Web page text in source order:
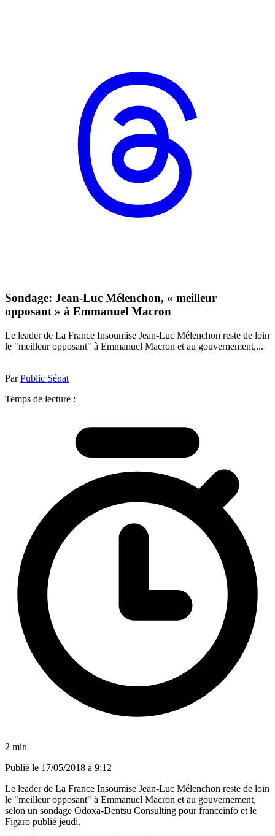
Sondage: Jean-Luc Mélenchon, « meilleur
opposant » à Emmanuel Macron
Le leader de La France Insoumise Jean-Luc Mélenchon reste de loin
le "meilleur opposant" à Emmanuel Macron et au gouvernement,...
ParPublic Sénat
Temps de lecture :
2 min
Publié le 17/05/2018 à 9:12
Le leader de La France Insoumise Jean-Luc Mélenchon reste de loin
le "meilleur opposant" à Emmanuel Macron et au gouvernement,
selon un sondage Odoxa-Dentsu Consulting pour franceinfo et le
Figaro publié jeudi.